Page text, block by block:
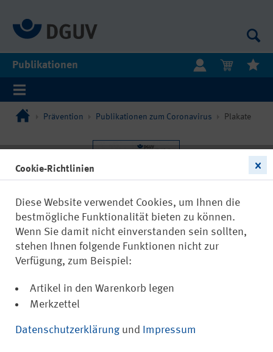
Publikationen
Prävention Publikationen zum Coronavirus Plakate
Cookie-Richtlinien
Diese Website verwendet Cookies, um Ihnen die
bestmögliche Funktionalität bieten zu können.
Wenn Sie damit nicht einverstanden sein sollten,
stehen Ihnen folgende Funktionen nicht zur
Verfügung, zum Beispiel:
Artikel in den Warenkorb legen
Merkzettel
Datenschutzerklärung und Impressum